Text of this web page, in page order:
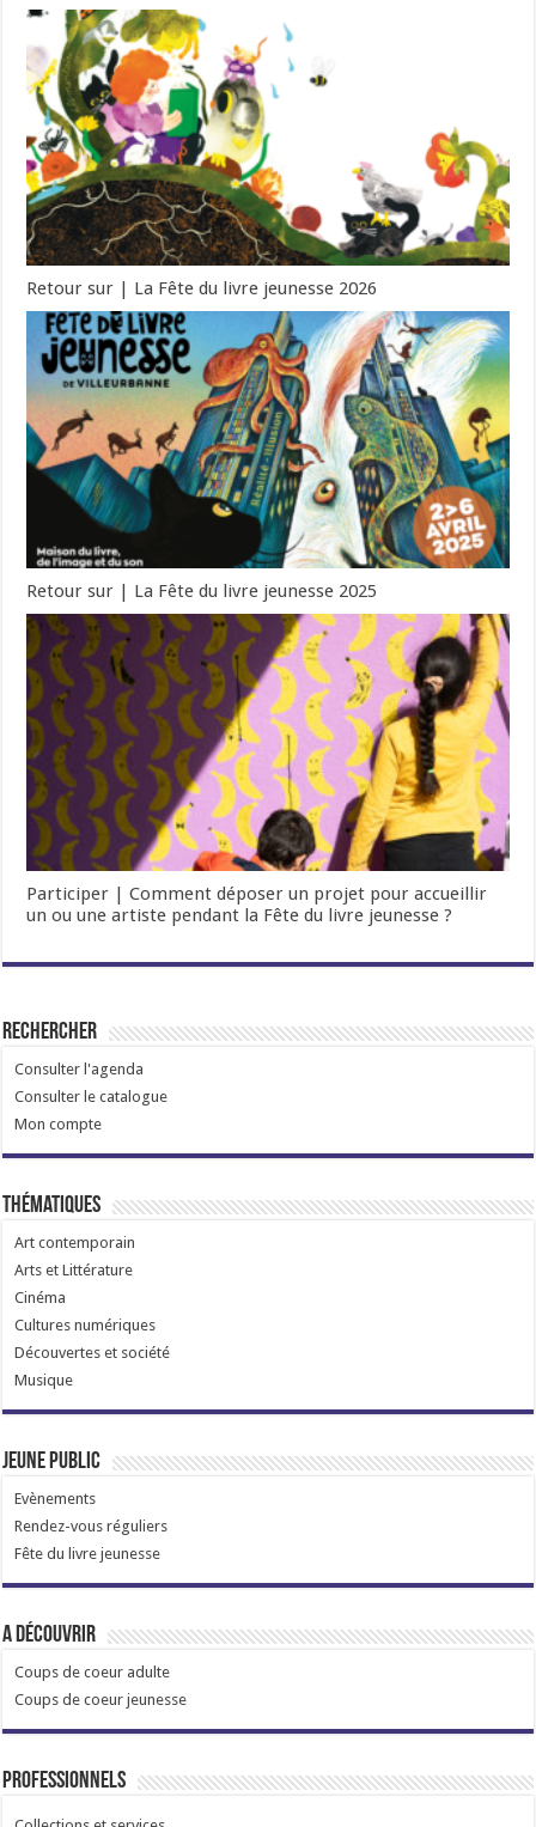
Retour sur | La Fête du livre jeunesse 2026
Retour sur | La Fête du livre jeunesse 2025
Participer | Comment déposer un projet pour accueillir
un ou une artiste pendant la Fête du livre jeunesse ?
Rechercher
Consulter l'agenda
Consulter le catalogue
Mon compte
Thématiques
Art contemporain
Arts et Littérature
Cinéma
Cultures numériques
Découvertes et société
Musique
Jeune public
Evènements
Rendez-vous réguliers
Fête du livre jeunesse
A découvrir
Coups de coeur adulte
Coups de coeur jeunesse
Professionnels